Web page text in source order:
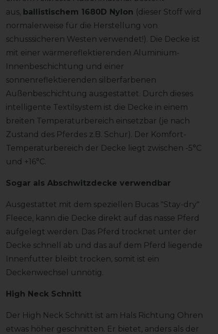
aus, ballistischem 1680D Nylon (dieser Stoff wird
normalerweise für die Herstellung von
schusssicheren Westen verwendet!). Die Decke ist
mit einer wärmereflektierenden Aluminium-
Innenbeschichtung und einer
sonnenreflektierenden silberfarbenen
Außenbeschichtung ausgestattet. Durch dieses
intelligente Textilsystem ist die Decke in einem
breiten Temperaturbereich einsetzbar (je nach
Zustand des Pferdes z.B. Schur). Der Komfort-
Temperaturbereich der Decke liegt zwischen -5°C
und +16°C.
Sogar als Abschwitzdecke verwendbar
Ausgestattet mit dem speziellen Bucas "Stay-dry"
Fleece, kann die Decke direkt auf das nasse Pferd
aufgelegt werden. Das Pferd trocknet unter der
Decke schnell ab und das auf dem Pferd liegende
Innenfutter bleibt trocken, somit ist ein
Deckenwechsel unnötig.
High Neck Schnitt
Der High Neck Schnitt ist am Hals Richtung Ohren
etwas höher geschnitten. Er bietet, anders als der